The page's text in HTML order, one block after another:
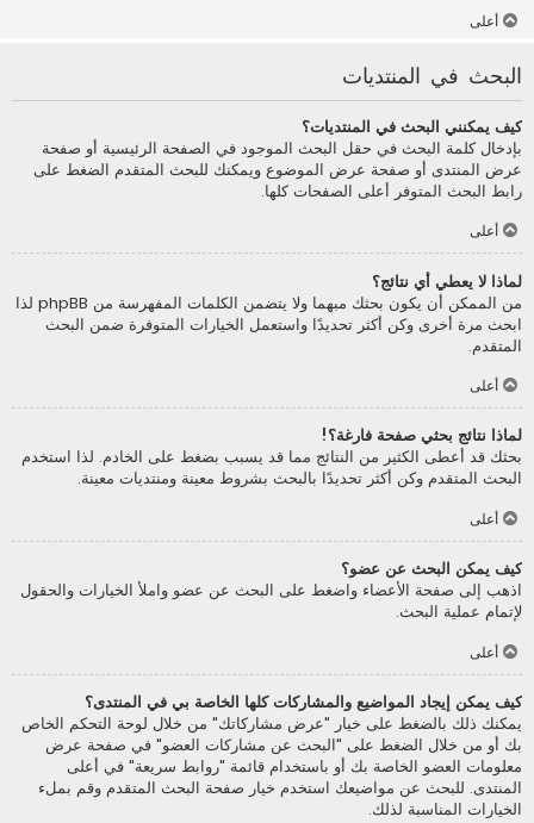
أعلى
البحث في المنتديات
كيف يمكنني البحث في المنتديات؟
بإدخال كلمة البحث في حقل البحث الموجود في الصفحة الرئيسية أو صفحة
عرض المنتدى أو صفحة عرض الموضوع ويمكنك للبحث المتقدم الضغط على
رابط البحث المتوفر أعلى الصفحات كلها.
أعلى
لماذا لا يعطي أي نتائج؟
من الممكن أن يكون بحثك مبهما ولا يتضمن الكلمات المفهرسة من phpBB لذا
ابحث مرة أخرى وكن أكثر تحديدًا واستعمل الخيارات المتوفرة ضمن البحث
المتقدم.
أعلى
لماذا نتائج بحثي صفحة فارغة؟!
بحثك قد أعطى الكثير من النتائج مما قد يسبب بضغط على الخادم. لذا استخدم
البحث المتقدم وكن أكثر تحديدًا بالبحث بشروط معينة ومنتديات معينة.
أعلى
كيف يمكن البحث عن عضو؟
اذهب إلى صفحة الأعضاء واضغط على البحث عن عضو واملأ الخيارات والحقول
لإتمام عملية البحث.
أعلى
كيف يمكن إيجاد المواضيع والمشاركات كلها الخاصة بي في المنتدى؟
يمكنك ذلك بالضغط على خيار "عرض مشاركاتك" من خلال لوحة التحكم الخاص
بك أو من خلال الضغط على "البحث عن مشاركات العضو" في صفحة عرض
معلومات العضو الخاصة بك أو باستخدام قائمة "روابط سريعة" في أعلى
المنتدى. للبحث عن مواضيعك استخدم خيار صفحة البحث المتقدم وقم بملء
الخيارات المناسبة لذلك.